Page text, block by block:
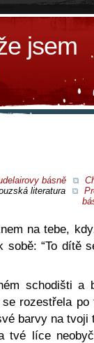
jsem
básně
literatura
na tebe,
sobě: “To dítě
schodišti a
rozestřela po
barvy na tvoji
tvé líce